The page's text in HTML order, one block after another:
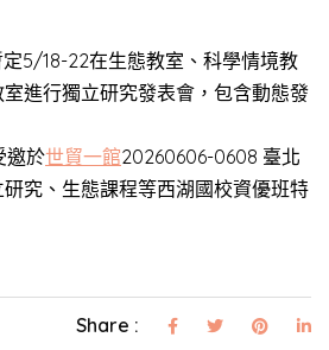
5/18-22在生態教室、科學情境教
進行獨立研究發表會，包含動態發
邀於世貿一館20260606-0608 臺北
究、生態課程等西湖國校資優班特
Share :